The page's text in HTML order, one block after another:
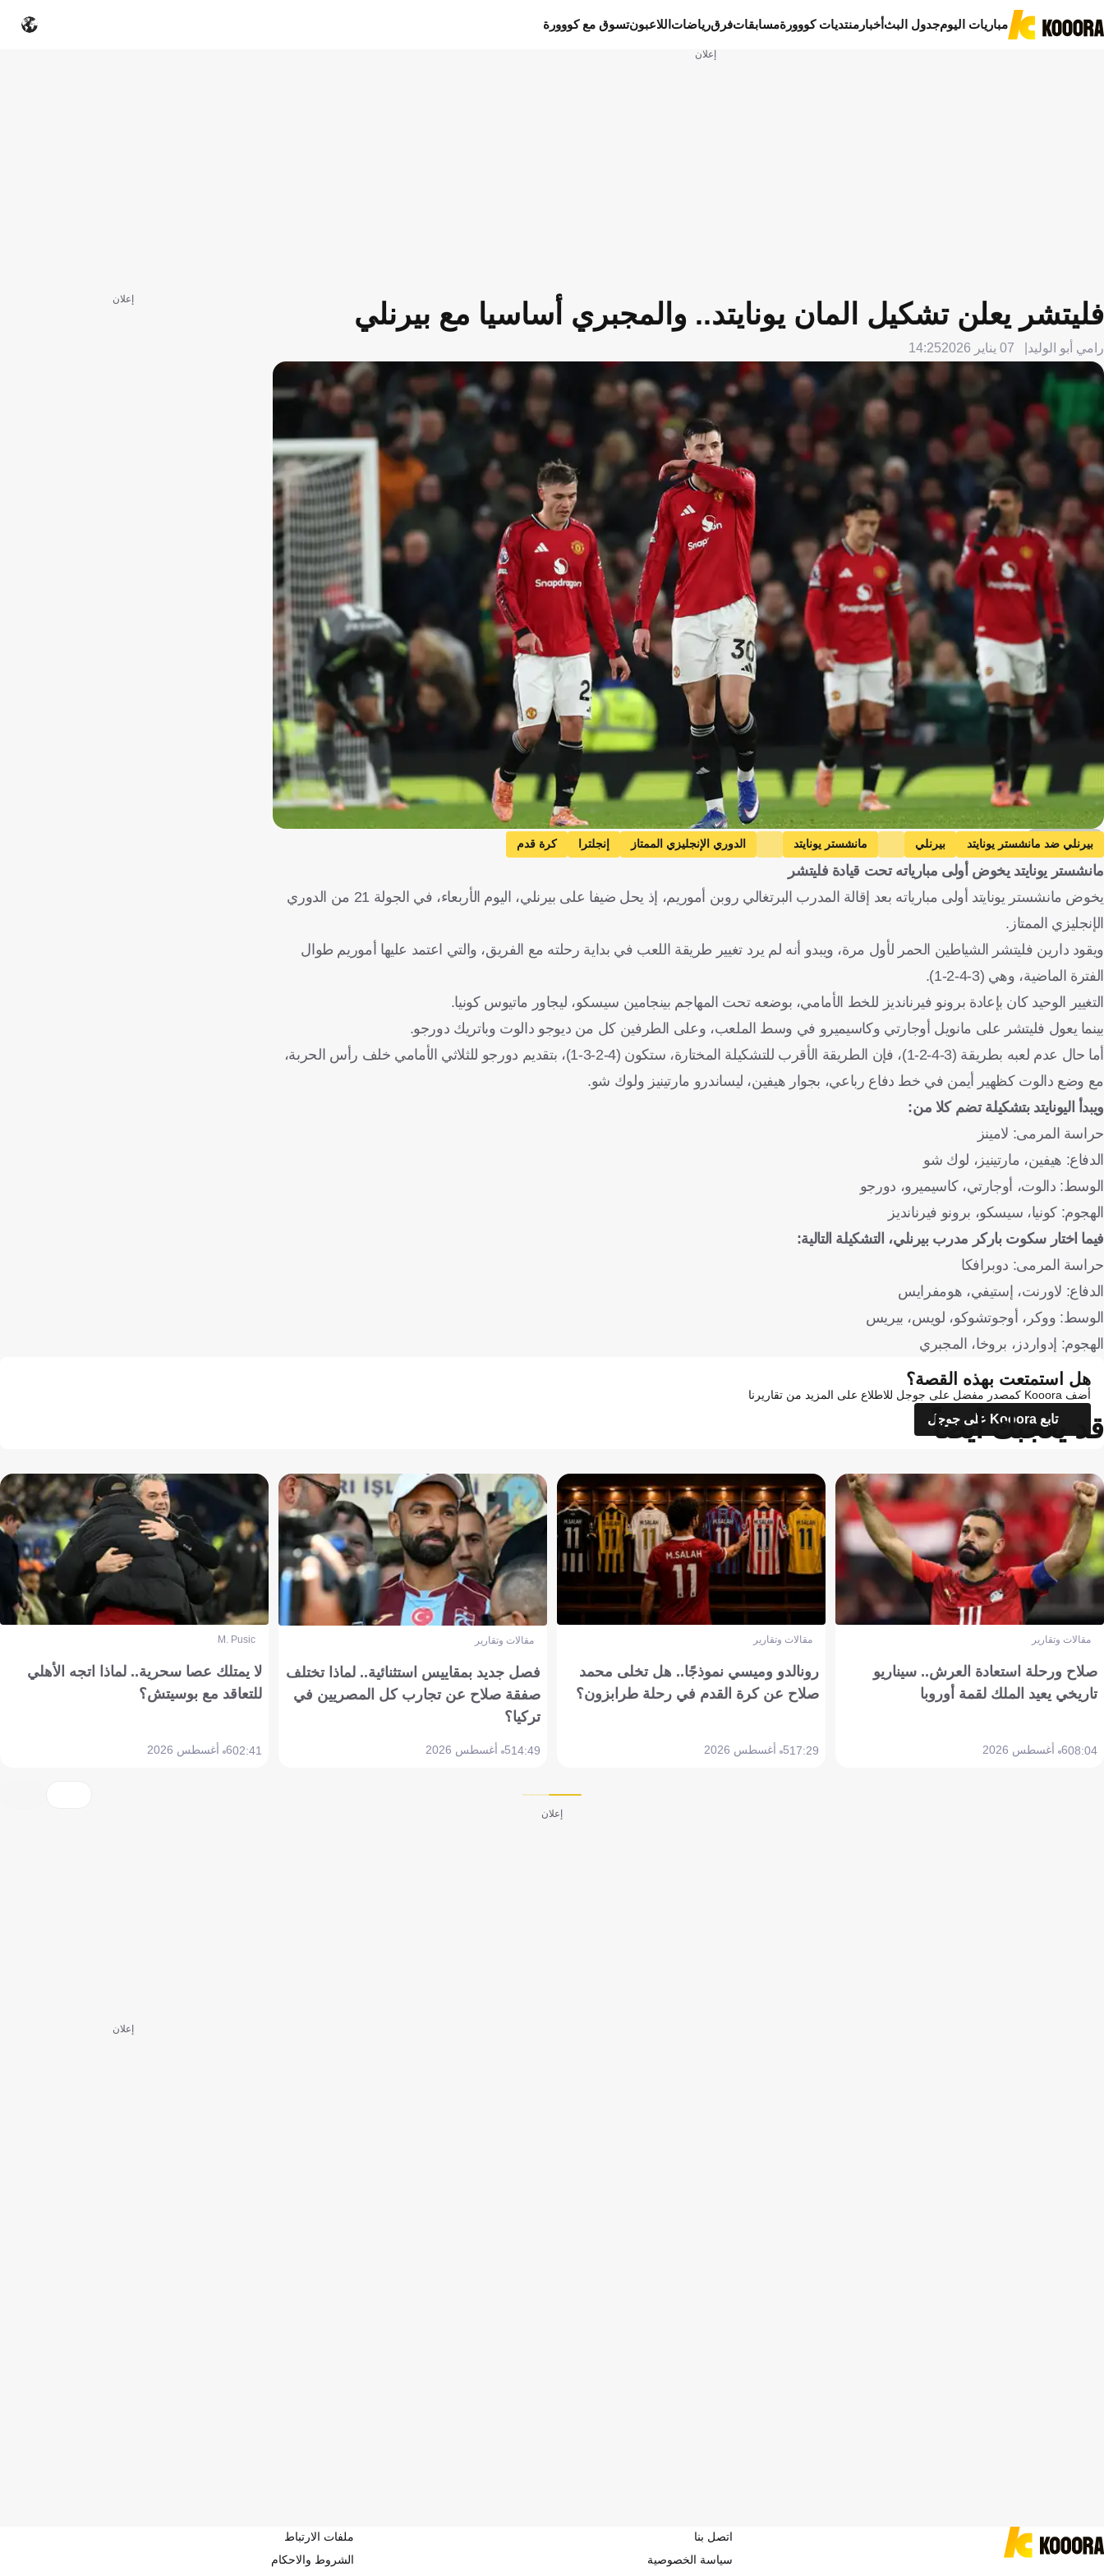
مباريات اليومجدول البثأخبار منتديات كووورةمسابقاتفرقرياضات اللاعبونتسوق مع كووورة
إعلان
فليتشر يعلن تشكيل المان يونايتد.. والمجبري أساسيا مع بيرنلي
رامي أبو الوليد 07 يناير 2026 14:25
Getty Images
بيرنلي ضد مانشستر يونايتد بيرنلي مانشستر يونايتد الدوري الإنجليزي الممتاز إنجلترا كرة قدم
مانشستر يونايتد يخوض أولى مبارياته تحت قيادة فليتشر
يخوض مانشستر يونايتد أولى مبارياته بعد إقالة المدرب البرتغالي روبن أموريم، إذ يحل ضيفا على بيرنلي، اليوم الأربعاء، في الجولة 21 من الدوري
الإنجليزي الممتاز.
ويقود دارين فليتشر الشياطين الحمر لأول مرة، ويبدو أنه لم يرد تغيير طريقة اللعب في بداية رحلته مع الفريق، والتي اعتمد عليها أموريم طوال
الفترة الماضية، وهي (3-4-2-1).
التغيير الوحيد كان بإعادة برونو فيرنانديز للخط الأمامي، بوضعه تحت المهاجم بينجامين سيسكو، ليجاور ماتيوس كونيا.
بينما يعول فليتشر على مانويل أوجارتي وكاسيميرو في وسط الملعب، وعلى الطرفين كل من ديوجو دالوت وباتريك دورجو.
أما حال عدم لعبه بطريقة (3-4-2-1)، فإن الطريقة الأقرب للتشكيلة المختارة، ستكون (4-2-3-1)، بتقديم دورجو للثلاثي الأمامي خلف رأس الحربة،
مع وضع دالوت كظهير أيمن في خط دفاع رباعي، بجوار هيفين، ليساندرو مارتينيز ولوك شو.
ويبدأ اليونايتد بتشكيلة تضم كلا من:
حراسة المرمى: لامينز
الدفاع: هيفين، مارتينيز، لوك شو
الوسط: دالوت، أوجارتي، كاسيميرو، دورجو
الهجوم: كونيا، سيسكو، برونو فيرنانديز
فيما اختار سكوت باركر مدرب بيرنلي، التشكيلة التالية:
حراسة المرمى: دوبرافكا
الدفاع: لاورنت، إستيفي، هومفرايس
الوسط: ووكر، أوجوتشوكو، لويس، بيريس
الهجوم: إدواردز، بروخا، المجبري
إعلان
هل استمتعت بهذه القصة؟
أضف Kooora كمصدر مفضل على جوجل للاطلاع على المزيد من تقاريرنا
تابع Kooora على جوجل
قد يعجبك أيضاً
مقالات وتقارير
صلاح ورحلة استعادة العرش.. سيناريو
تاريخي يعيد الملك لقمة أوروبا
08:046 أغسطس 2026
مقالات وتقارير
رونالدو وميسي نموذجًا.. هل تخلى محمد
صلاح عن كرة القدم في رحلة طرابزون؟
17:295 أغسطس 2026
مقالات وتقارير
فصل جديد بمقاييس استثنائية.. لماذا تختلف
صفقة صلاح عن تجارب كل المصريين في
تركيا؟
14:495 أغسطس 2026
M. Pusic
لا يمتلك عصا سحرية.. لماذا اتجه الأهلي
للتعاقد مع بوسيتش؟
02:416 أغسطس 2026
إعلان
إعلان
اتصل بنا
ملفات الارتباط
سياسة الخصوصية
الشروط والاحكام